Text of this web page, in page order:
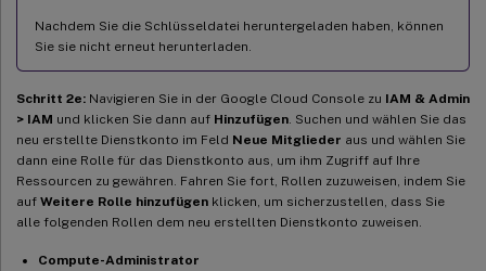
Nachdem Sie die Schlüsseldatei heruntergeladen haben, können
Sie sie nicht erneut herunterladen.
Schritt 2e: Navigieren Sie in der Google Cloud Console zu IAM & Admin
> IAM und klicken Sie dann auf Hinzufügen. Suchen und wählen Sie das
neu erstellte Dienstkonto im Feld Neue Mitglieder aus und wählen Sie
dann eine Rolle für das Dienstkonto aus, um ihm Zugriff auf Ihre
Ressourcen zu gewähren. Fahren Sie fort, Rollen zuzuweisen, indem Sie
auf Weitere Rolle hinzufügen klicken, um sicherzustellen, dass Sie
alle folgenden Rollen dem neu erstellten Dienstkonto zuweisen.
Compute-Administrator